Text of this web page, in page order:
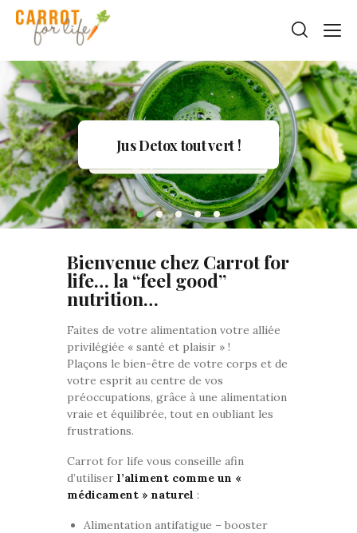
Jus Detox tout vert !
Bienvenue chez Carrot for
life… la “feel good”
nutrition…
Faites de votre alimentation votre alliée
privilégiée « santé et plaisir » !
Plaçons le bien-être de votre corps et de
votre esprit au centre de vos
préoccupations, grâce à une alimentation
vraie et équilibrée, tout en oubliant les
frustrations.
Carrot for life vous conseille afin
d’utiliser l’aliment comme un «
médicament » naturel :
Alimentation antifatigue – booster